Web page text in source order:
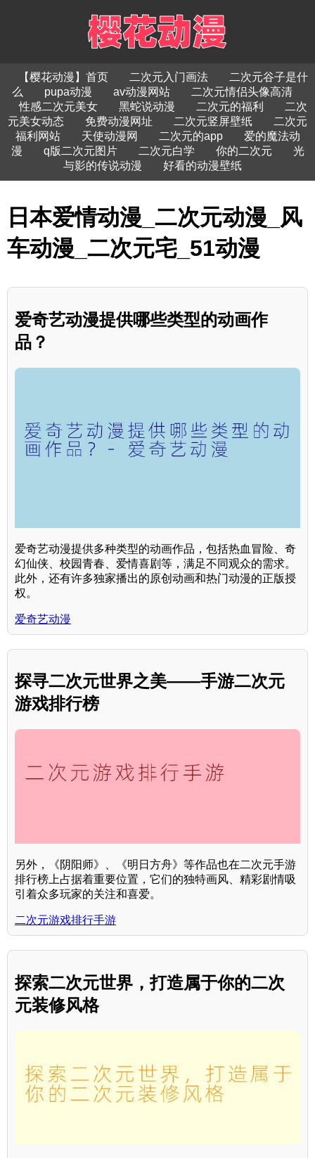
【樱花动漫】首页 二次元入门画法
二次元谷子是什
么
pupa动漫 av动漫网站
二次元情侣头像高清
性感二次元美女
黑蛇说动漫 二次元的福利
二次
元美女动态
免费动漫网址 二次元竖屏壁纸
二次元
福利网站
天使动漫网 二次元的app
爱的魔法动
漫
q版二次元图片 二次元白学 你的二次元
光
与影的传说动漫
好看的动漫壁纸
日本爱情动漫_二次元动漫_风
车动漫_二次元宅_51动漫
爱奇艺动漫提供哪些类型的动画作
品？
爱奇艺动漫提供多种类型的动画作品，包括热血冒险、奇
幻仙侠、校园青春、爱情喜剧等，满足不同观众的需求。
此外，还有许多独家播出的原创动画和热门动漫的正版授
权。
爱奇艺动漫
探寻二次元世界之美——手游二次元
游戏排行榜
另外，《阴阳师》、《明日方舟》等作品也在二次元手游
排行榜上占据着重要位置，它们的独特画风、精彩剧情吸
引着众多玩家的关注和喜爱。
二次元游戏排行手游
探索二次元世界，打造属于你的二次
元装修风格